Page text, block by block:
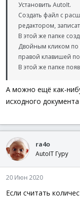
Установить AutoIt.
Создать файл с
редактором,
В этой же папке
Двойным кликом по
правой клавишей
В этой же папке
А можно ещё как-
исходного
ra4o
AutoIT Гуру
20 Июн 2020
Если считать